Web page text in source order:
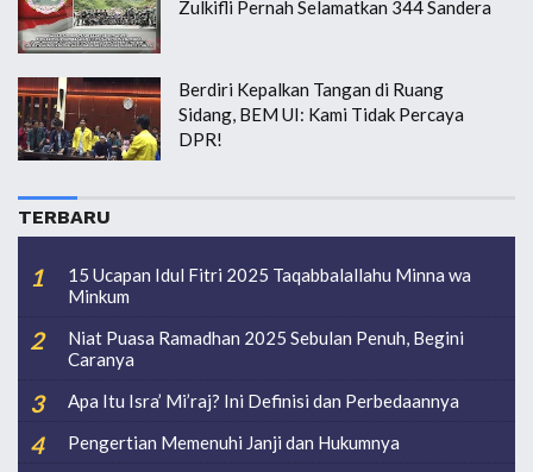
Zulkifli Pernah Selamatkan 344 Sandera
Berdiri Kepalkan Tangan di Ruang
Sidang, BEM UI: Kami Tidak Percaya
DPR!
TERBARU
15 Ucapan Idul Fitri 2025 Taqabbalallahu Minna wa
Minkum
Niat Puasa Ramadhan 2025 Sebulan Penuh, Begini
Caranya
Apa Itu Isra’ Mi’raj? Ini Definisi dan Perbedaannya
Pengertian Memenuhi Janji dan Hukumnya